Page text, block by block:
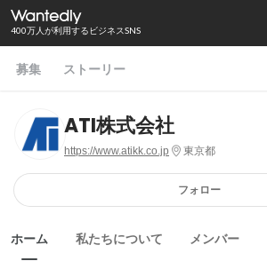
400万人が利用するビジネスSNS
募集 ストーリー
ATI株式会社
https://www.atikk.co.jp 東京都
フォロー
ホーム 私たちについて メンバー